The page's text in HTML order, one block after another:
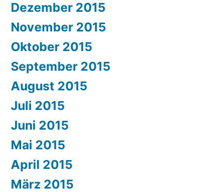
Dezember 2015
November 2015
Oktober 2015
September 2015
August 2015
Juli 2015
Juni 2015
Mai 2015
April 2015
März 2015